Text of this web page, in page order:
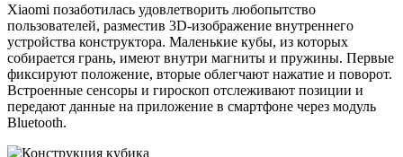
Xiaomi позаботилась удовлетворить любопытство
пользователей, разместив 3D-изображение внутреннего
устройства конструктора. Маленькие кубы, из которых
собирается грань, имеют внутри магниты и пружины. Первые
фиксируют положение, вторые облегчают нажатие и поворот.
Встроенные сенсоры и гироскоп отслеживают позиции и
передают данные на приложение в смартфоне через модуль
Bluetooth.